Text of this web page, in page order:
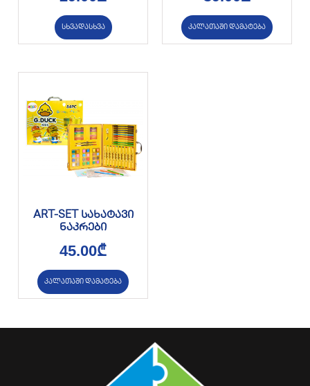
სხვადასხვა კალათაში დამატება
ART-SET სახატავი
ნაკრები
45.00₾
კალათაში დამატება